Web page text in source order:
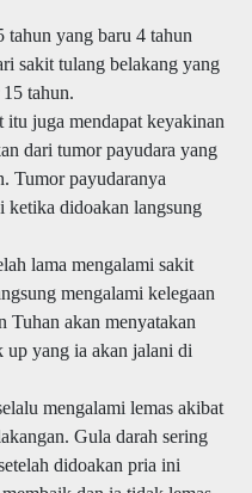
tahun yang baru 4 tahun
sakit tulang belakang yang
tahun.
itu juga mendapat keyakinan
dari tumor payudara yang
Tumor payudaranya
ketika didoakan langsung
lama mengalami sakit
mengalami kelegaan
Tuhan akan menyatakan
up yang ia akan jalani di
mengalami lemas akibat
Gula darah sering
didoakan pria ini